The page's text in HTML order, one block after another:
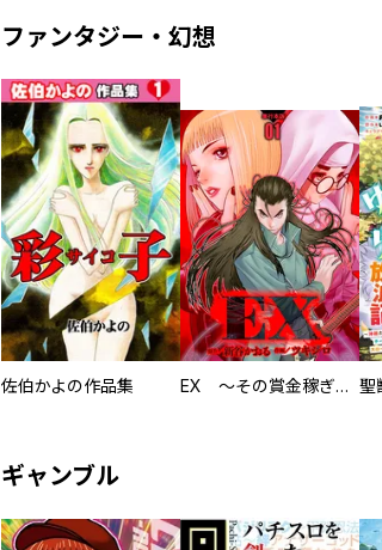
ファンタジー・幻想
佐伯かよの作品集 EX ～その賞金稼ぎは、世界の出口を探す～【単行本版】
ギャンブル